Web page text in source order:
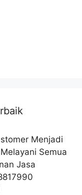
Menjadi
Semua
Jasa